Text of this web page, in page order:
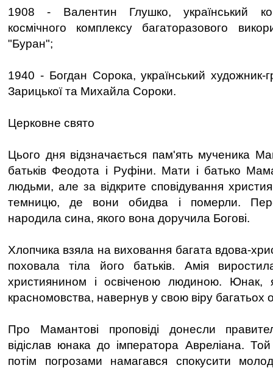
1908 - Валентин Глушко, український
космічного комплексу багаторазового
"Буран";
1940 - Богдан Сорока, український художник-
Зарицької та Михайла Сороки.
Церковне свято
Цього дня відзначається пам'ять мученика
батьків Феодота і Руфіни. Мати і батько
людьми, але за відкрите сповідування
темницю, де вони обидва і померли.
народила сина, якого вона доручила Богові.
Хлопчика взяла на виховання багата вдова-
поховала тіла його батьків. Амія
християнином і освіченою людиною. Юнак,
красномовства, навернув у свою віру багатьох
Про Мамантові проповіді донесли
відіслав юнака до імператора Авреліана.
потім погрозами намагався спокусити